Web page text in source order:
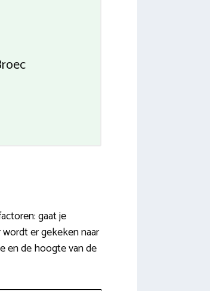
gaat je
er gekeken naar
en de hoogte van de